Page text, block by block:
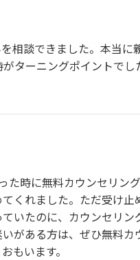
相談できました。本当に
ターニングポイントで
時に無料カウンセリン
くれました。ただ受け
いたのに、カウンセリ
がある方は、ぜひ無料
もいます。